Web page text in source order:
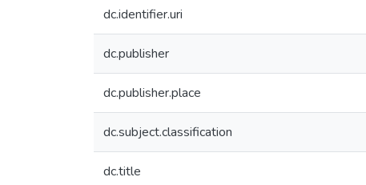
dc.identifier.uri
dc.publisher
dc.publisher.place
dc.subject.classification
dc.title